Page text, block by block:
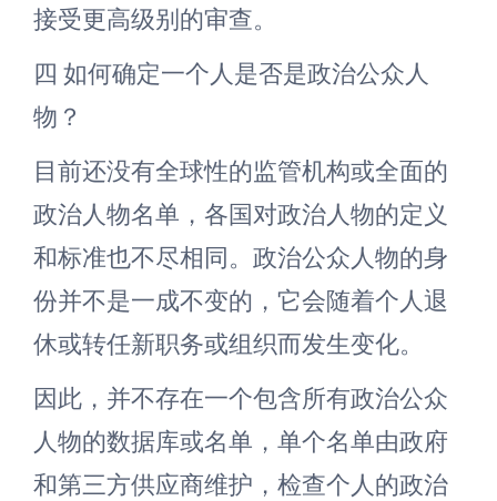
接受更高级别的审查。
四 如何确定一个人是否是政治公众人
物？
目前还没有全球性的监管机构或全面的
政治人物名单，各国对政治人物的定义
和标准也不尽相同。政治公众人物的身
份并不是一成不变的，它会随着个人退
休或转任新职务或组织而发生变化。
因此，并不存在一个包含所有政治公众
人物的数据库或名单，单个名单由政府
和第三方供应商维护，检查个人的政治